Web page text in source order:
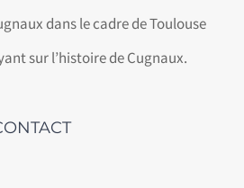
dans le cadre de Toulouse
sur l’histoire de Cugnaux.